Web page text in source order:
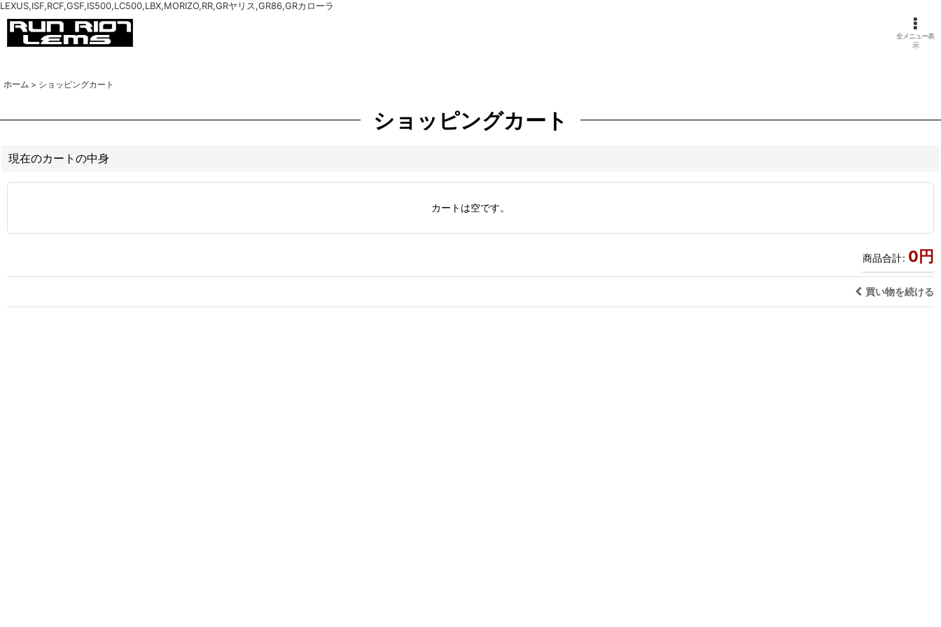
LEXUS,ISF,RCF,GSF,IS500,LC500,LBX,MORIZO,RR,GRヤリス,GR86,GRカローラ
全メニュー表
示
ホーム > ショッピングカート
ショッピングカート
現在のカートの中身
カートは空です。
商品合計: 0円
買い物を続ける